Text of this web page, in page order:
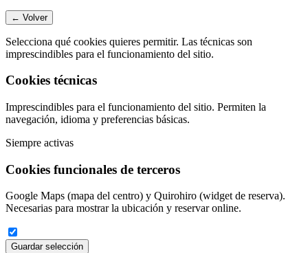
← Volver
Selecciona qué cookies quieres permitir. Las técnicas son
imprescindibles para el funcionamiento del sitio.
Cookies técnicas
Imprescindibles para el funcionamiento del sitio. Permiten la
navegación, idioma y preferencias básicas.
Siempre activas
Cookies funcionales de terceros
Google Maps (mapa del centro) y Quirohiro (widget de reserva).
Necesarias para mostrar la ubicación y reservar online.
Guardar selección